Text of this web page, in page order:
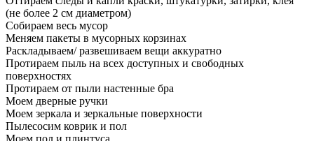
(не более 2 см диаметром)
Собираем весь мусор
Меняем пакеты в мусорных корзинах
Раскладываем/ развешиваем вещи аккуратно
Протираем пыль на всех доступных и свободных
поверхностях
Протираем от пыли настенные бра
Моем дверные ручки
Моем зеркала и зеркальные поверхности
Пылесосим коврик и пол
Моем пол и плинтуса